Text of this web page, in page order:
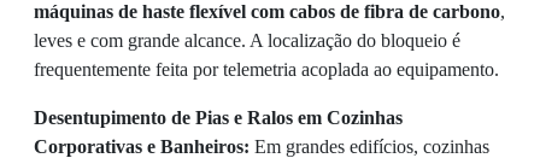
máquinas de haste flexível com cabos de fibra de carbono,
leves e com grande alcance. A localização do bloqueio é
frequentemente feita por telemetria acoplada ao equipamento.
Desentupimento de Pias e Ralos em Cozinhas
Corporativas e Banheiros: Em grandes edifícios, cozinhas